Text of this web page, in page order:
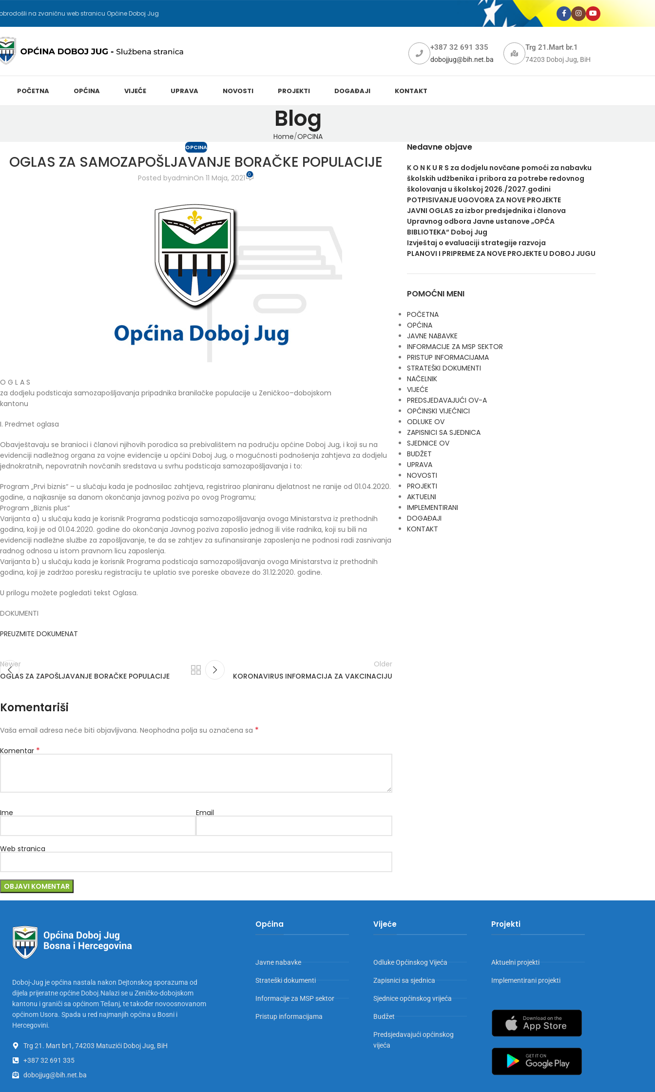
na zvaničnu web stranicu Općine Doboj Jug
+387 32 691 335
dobojjug@bih.net.ba
Trg 21.Mart br.1
74203 Doboj Jug, BiH
POČETNA OPĆINA VIJEĆE UPRAVA NOVOSTI PROJEKTI DOGAĐAJI KONTAKT
Blog
Home OPCINA
OPCINA
OGLAS ZA SAMOZAPOŠLJAVANJE BORAČKE POPULACIJE
Posted byadminOn 11 Maja, 2021 0
O G L A S
za dodjelu podsticaja samozapošljavanja pripadnika branilačke populacije u Zeničkoo–dobojskom
kantonu
I. Predmet oglasa
Obavještavaju se branioci i članovi njihovih porodica sa prebivalištem na području općine Doboj Jug, i koji su na
evidenciji nadležnog organa za vojne evidencije u općini Doboj Jug, o mogućnosti podnošenja zahtjeva za dodjelu
jednokratnih, nepovratnih novčanih sredstava u svrhu podsticaja samozapošljavanja i to:
Program „Prvi biznis“ – u slučaju kada je podnosilac zahtjeva, registrirao planiranu djelatnost ne ranije od 01.04.2020.
godine, a najkasnije sa danom okončanja javnog poziva po ovog Programu;
Program „Biznis plus“
Varijanta a) u slučaju kada je korisnik Programa podsticaja samozapošljavanja ovoga Ministarstva iz prethodnih
godina, koji je od 01.04.2020. godine do okončanja Javnog poziva zaposlio jednog ili više radnika, koji su bili na
evidenciji nadležne službe za zapošljavanje, te da se zahtjev za sufinansiranje zaposlenja ne podnosi radi zasnivanja
radnog odnosa u istom pravnom licu zaposlenja.
Varijanta b) u slučaju kada je korisnik Programa podsticaja samozapošljavanja ovoga Ministarstva iz prethodnih
godina, koji je zadržao poresku registraciju te uplatio sve poreske obaveze do 31.12.2020. godine.
U prilogu možete pogledati tekst Oglasa.
DOKUMENTI
PREUZMITE DOKUMENAT
Newer
OGLAS ZA ZAPOŠLJAVANJE BORAČKE POPULACIJE
Older
KORONAVIRUS INFORMACIJA ZA VAKCINACIJU
Komentariši
Vaša email adresa neće biti objavljivana. Neophodna polja su označena sa *
Komentar *
Ime Email
Web stranica
Nedavne objave
K O N K U R S za dodjelu novčane pomoći za nabavku
školskih udžbenika i pribora za potrebe redovnog
školovanja u školskoj 2026./2027.godini
POTPISIVANJE UGOVORA ZA NOVE PROJEKTE
JAVNI OGLAS za izbor predsjednika i članova
Upravnog odbora Javne ustanove „OPĆA
BIBLIOTEKA“ Doboj Jug
Izvještaj o evaluaciji strategije razvoja
PLANOVI I PRIPREME ZA NOVE PROJEKTE U DOBOJ JUGU
POMOĆNI MENI
POČETNA
OPĆINA
JAVNE NABAVKE
INFORMACIJE ZA MSP SEKTOR
PRISTUP INFORMACIJAMA
STRATEŠKI DOKUMENTI
NAČELNIK
VIJEĆE
PREDSJEDAVAJUĆI OV-A
OPĆINSKI VIJEĆNICI
ODLUKE OV
ZAPISNICI SA SJEDNICA
SJEDNICE OV
BUDŽET
UPRAVA
NOVOSTI
PROJEKTI
AKTUELNI
IMPLEMENTIRANI
DOGAĐAJI
KONTAKT
Doboj-Jug je općina nastala nakon Dejtonskog sporazuma od
dijela prijeratne općine Doboj.Nalazi se u Zeničko-dobojskom
kantonu i graniči sa općinom Tešanj, te također novoosnovanom
općinom Usora. Spada u red najmanjih općina u Bosni i
Hercegovini.
Trg 21. Mart br1, 74203 Matuzići Doboj Jug, BiH
+387 32 691 335
dobojjug@bih.net.ba
Općina
Javne nabavke
Strateški dokumenti
Informacije za MSP sektor
Pristup informacijama
Vijeće
Odluke Općinskog Vijeća
Zapisnici sa sjednica
Sjednice općinskog vrijeća
Budžet
Predsjedavajući općinskog
vijeća
Projekti
Aktuelni projekti
Implementirani projekti